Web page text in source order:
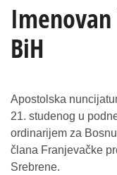
BiH
Apostolska
21. studenog u
ordinarijem za
člana Franjevačke
Srebrene.